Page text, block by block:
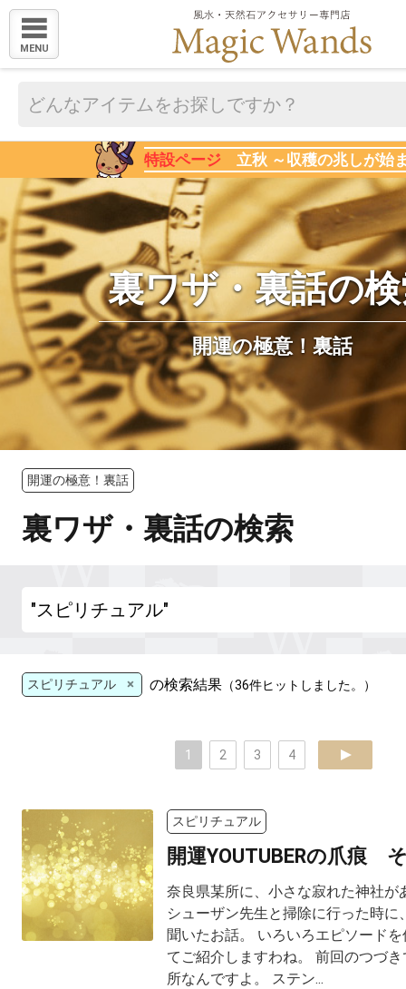
MENU
特設ページ立秋 ～収穫の兆しが始
裏ワザ・裏話の
開運の極意！裏話
開運の極意！裏話
裏ワザ・裏話の検索
スピリチュアル × の検索結果 （36件ヒットしました。）
1 2 3 4 next
スピリチュアル
開運YOUTUBERの爪痕
奈良県某所に、小さな寂れた神社が
シューザン先生と掃除に行った時に
聞いたお話。 いろいろエピソード
てご紹介しますわね。 前回のつづ
所なんですよ。 ステン...